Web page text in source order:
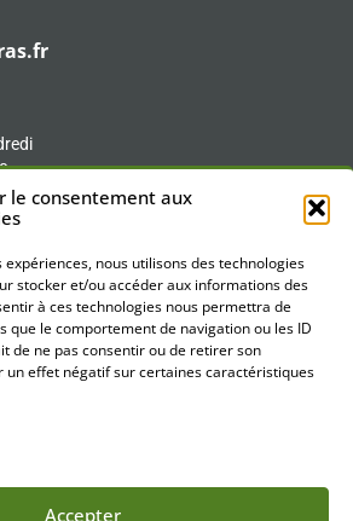
le consentement aux
nous utilisons des technologies
stocker et/ou accéder aux informations des
à ces technologies nous permettra de
que le comportement de navigation ou les ID
de ne pas consentir ou de retirer son
un effet négatif sur certaines caractéristiques
Accepter
À ÉCURAS